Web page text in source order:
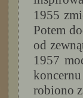
1955
Potem
od
1957
robiono